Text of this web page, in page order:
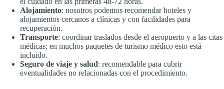
Alojamiento: nosotros podemos recomendar hoteles y
alojamientos cercanos a clínicas y con facilidades para
recuperación.
Transporte: coordinar traslados desde el aeropuerto y a las citas
médicas; en muchos paquetes de turismo médico esto está
incluido.
Seguro de viaje y salud: recomendable para cubrir
eventualidades no relacionadas con el procedimiento.